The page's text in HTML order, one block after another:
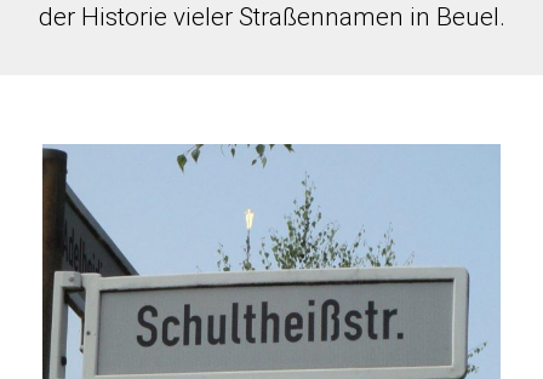
der Historie vieler Straßennamen in Beuel.